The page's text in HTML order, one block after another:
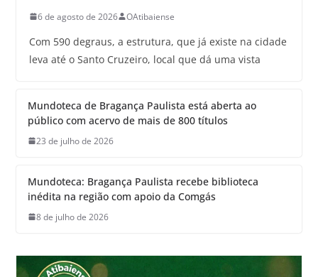
6 de agosto de 2026 OAtibaiense
Com 590 degraus, a estrutura, que já existe na cidade
leva até o Santo Cruzeiro, local que dá uma vista
Mundoteca de Bragança Paulista está aberta ao
público com acervo de mais de 800 títulos
23 de julho de 2026
Mundoteca: Bragança Paulista recebe biblioteca
inédita na região com apoio da Comgás
8 de julho de 2026